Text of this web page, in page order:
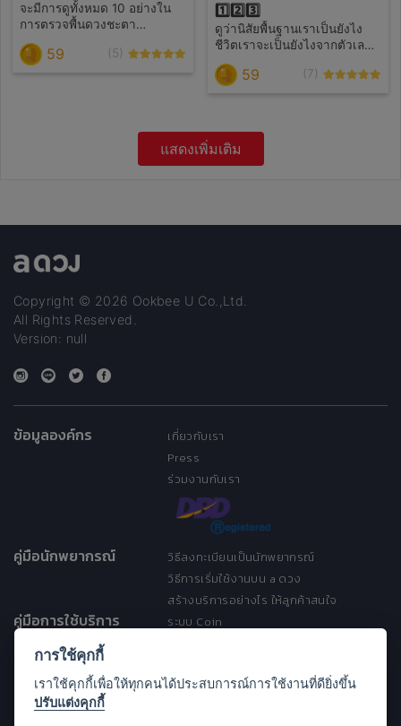
จะมีการดูทั้งหมด 10 อย่างใน
การตรวจพื้นดวงชะตา
1.ตำแหน่งชะตาปัจจุบัน
2.สถานการณ์ที่เกิดขึ้นช่วงนี้
เรา 9.ความคิดภายในใจ
59 (5)
1️⃣2️⃣3️⃣
ดูว่านิสัยพื้นฐานเราเป็นยังไง
ชีวิตเราจะเป็นยังไงจากตัวเลข
รวมถึงการดูเลขทะเบียนรถที่ใช้
เบอร์โทรศัพท์ และบ้านเลขที่ ว่า
59 (7)
แสดงเพิ่มเติม
Copyright © 2026 Ookbee U Co.,Ltd.
All Rights Reserved.
Version: null
ข้อมูลองค์กร
เกี่ยวกับเรา
Press
ร่วมงานกับเรา
คู่มือนักพยากรณ์
วิธีลงทะเบียนเป็นนักพยากรณ์
วิธีการเริ่มใช้งานบน a ดวง
สร้างบริการอย่างไร ให้ลูกค้าสนใจ
คู่มือการใช้บริการ
ระบบ Coin
ประกาศการคุ้มครองข้อมูลส่วนบุคคล
การใช้คุกกี้
เราใช้คุกกี้เพื่อให้ทุกคนได้ประสบการณ์การใช้งานที่ดียิ่งขึ้น
ปรับแต่งคุกกี้